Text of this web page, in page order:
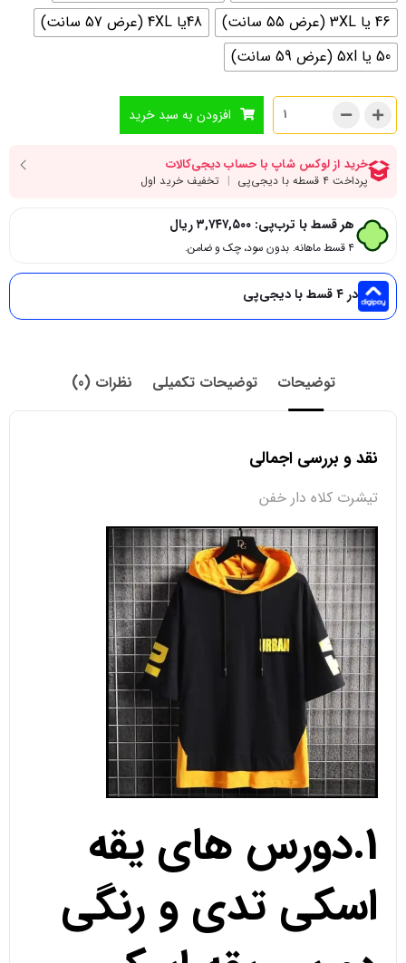
46 یا 3XL (عرض 55 سانت)
48یا 4XL (عرض 57 سانت)
50 یا 5xl (عرض 59 سانت)
افزودن به سبد خرید
هر قسط با ترب‌پی: ۳,۷۴۷,۵۰۰ریال
۴ قسط ماهانه. بدون سود، چک و ضامن.
در ۴ قسط با دیجی‌پی
توضیحات توضیحات تکمیلی نظرات (0)
نقد و بررسی اجمالی
تیشرت کلاه دار خفن
1.دورس های یقه
اسکی تدی و رنگی